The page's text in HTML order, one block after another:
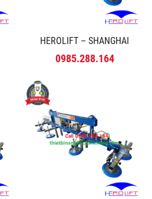
HEROLIFT – SHANGHAI
0985.288.164